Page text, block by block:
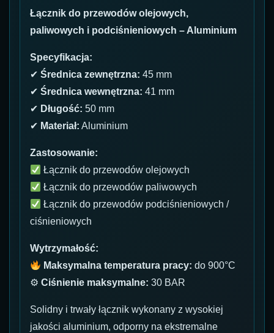
Łącznik do przewodów olejowych,
paliwowych i podciśnieniowych – Aluminium
Specyfikacja:
✔ Średnica zewnętrzna: 45 mm
✔ Średnica wewnętrzna: 41 mm
✔ Długość: 50 mm
✔ Materiał: Aluminium
Zastosowanie:
Łącznik do przewodów olejowych
Łącznik do przewodów paliwowych
Łącznik do przewodów podciśnieniowych /
ciśnieniowych
Wytrzymałość:
Maksymalna temperatura pracy: do 900°C
⚙ Ciśnienie maksymalne: 30 BAR
Solidny i trwały łącznik wykonany z wysokiej
jakości aluminium, odporny na ekstremalne